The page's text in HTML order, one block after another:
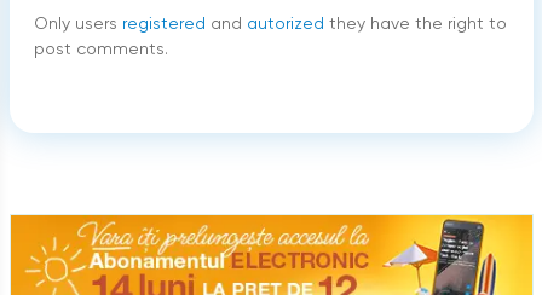
Only users registered and autorized they have the right to
post comments.